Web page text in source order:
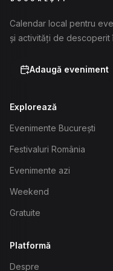
Calendar local pentru
și activități de descoperit
Adaugă eveniment
Explorează
Evenimente București
Festivaluri România
Evenimente azi
Weekend
Gratuite
Platformă
Despre